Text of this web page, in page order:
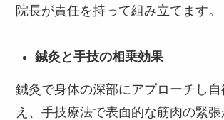
院長が責任を持って組み立てます。
鍼灸と手技の相乗効果
鍼灸で身体の深部にアプローチし
え、手技療法で表面的な筋肉の緊